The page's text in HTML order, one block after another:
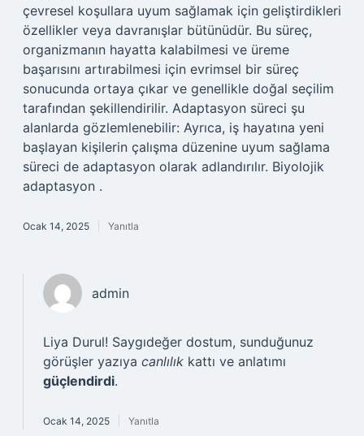
çevresel koşullara uyum sağlamak için geliştirdikleri
özellikler veya davranışlar bütünüdür. Bu süreç,
organizmanın hayatta kalabilmesi ve üreme
başarısını artırabilmesi için evrimsel bir süreç
sonucunda ortaya çıkar ve genellikle doğal seçilim
tarafından şekillendirilir. Adaptasyon süreci şu
alanlarda gözlemlenebilir: Ayrıca, iş hayatına yeni
başlayan kişilerin çalışma düzenine uyum sağlama
süreci de adaptasyon olarak adlandırılır. Biyolojik
adaptasyon .
Ocak 14, 2025 Yanıtla
admin
Liya Durul! Saygıdeğer dostum, sunduğunuz
görüşler yazıya canlılık kattı ve anlatımı
güçlendirdi.
Ocak 14, 2025 Yanıtla